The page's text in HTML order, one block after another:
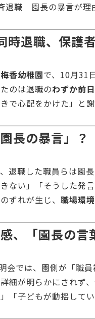
退職 園長の暴言が
時退職、保護
香幼稚園で、10月31
のは退職のわずか前日
で心配をかけた」と
長の暴言」
退職した職員らは園
ない」「そうした発
ずれが生じ、 職場環
、「園長の
会では、園側が「職
細が明らかにされず
「子どもが動揺して